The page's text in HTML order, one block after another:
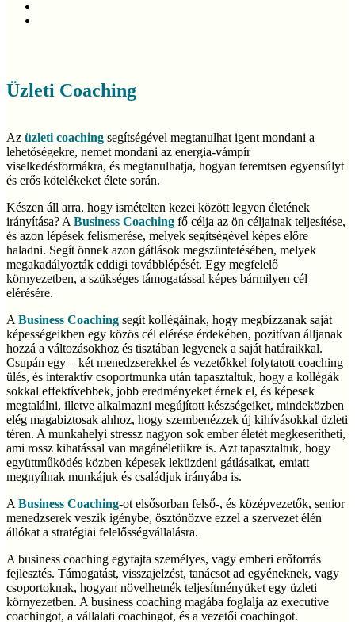
Üzleti Coaching
Az üzleti coaching segítségével megtanulhat igent mondani a
lehetőségekre, nemet mondani az energia-vámpír
viselkedésformákra, és megtanulhatja, hogyan teremtsen egyensúlyt
és erős kötelékeket élete során.
Készen áll arra, hogy ismételten kezei között legyen életének
irányítása? A Business Coaching fő célja az ön céljainak teljesítése,
és azon lépések felismerése, melyek segítségével képes előre
haladni. Segít önnek azon gátlások megszüntetésében, melyek
megakadályozták eddigi továbblépését. Egy megfelelő
környezetben, a szükséges támogatással képes bármilyen cél
elérésére.
A Business Coaching segít kollégáinak, hogy megbízzanak saját
képességeikben egy közös cél elérése érdekében, pozitívan álljanak
hozzá a változásokhoz és tisztában legyenek a saját határaikkal.
Csupán egy – két menedzserekkel és vezetőkkel folytatott coaching
ülés, és interaktív csoportmunka után tapasztaltuk, hogy a kollégák
sokkal effektívebbek, jobb eredményeket érnek el, és képesek
megtalálni, illetve alkalmazni megújított készségeiket, mindeközben
elég magabiztosak ahhoz, hogy szembenézzek új kihívásokkal üzleti
téren. A munkahelyi stressz nagyon sok ember életét megkeserítheti,
ami rossz kihatással van magánéletükre is. Azt tapasztaltuk, hogy
együttműködés közben képesek leküzdeni gátlásaikat, emiatt
megnyílnak munkájuk és családjuk irányába is.
A Business Coaching-ot elsősorban felső-, és középvezetők, senior
menedzserek veszik igénybe, ösztönözve ezzel a szervezet élén
állókat a stratégiai felelősségvállalásra.
A business coaching egyfajta személyes, vagy emberi erőforrás
fejlesztés. Támogatást, visszajelzést, tanácsot ad egyéneknek, vagy
csoportoknak, hogyan növelhetnék teljesítményüket egy üzleti
környezetben. A business coaching magába foglalja az executive
coachingot, a vállalati coachingot, és a vezetői coachingot.